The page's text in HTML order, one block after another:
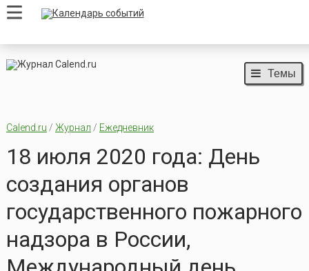
Темы
Calend.ru / Журнал / Ежедневник
18 июля 2020 года: День
создания органов
государственного пожарного
надзора в России,